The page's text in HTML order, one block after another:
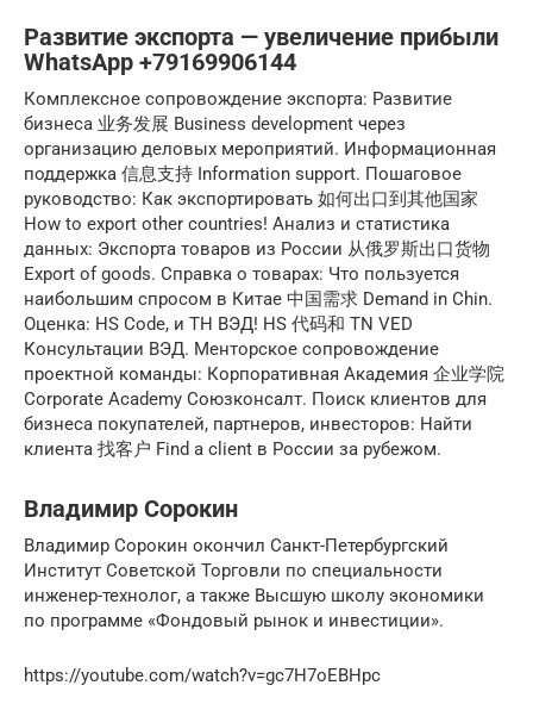
Развитие экспорта — увеличение прибыли
WhatsApp +79169906144
Комплексное сопровождение экспорта: Развитие
бизнеса 业务发展 Business development через
организацию деловых мероприятий. Информационная
поддержка 信息支持 Information support. Пошаговое
руководство: Как экспортировать 如何出口到其他国家
How to export other countries! Анализ и статистика
данных: Экспорта товаров из России 从俄罗斯出口货物
Export of goods. Справка о товарах: Что пользуется
наибольшим спросом в Китае 中国需求 Demand in Chin.
Оценка: HS Code, и ТН ВЭД! HS 代码和 TN VED
Консультации ВЭД. Менторское сопровождение
проектной команды: Корпоративная Академия 企业学院
Corporate Academy Союзконсалт. Поиск клиентов для
бизнеса покупателей, партнеров, инвесторов: Найти
клиента 找客户 Find a client в России за рубежом.
Владимир Сорокин
Владимир Сорокин окончил Санкт-Петербургский
Институт Советской Торговли по специальности
инженер-технолог, а также Высшую школу экономики
по программе «Фондовый рынок и инвестиции».
https://youtube.com/watch?v=gc7H7oEBHpc